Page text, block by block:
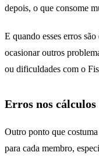
depois, o que consome
E quando esses erros
ocasionar outros
ou dificuldades com o
Erros nos
Outro ponto que
para cada membro,